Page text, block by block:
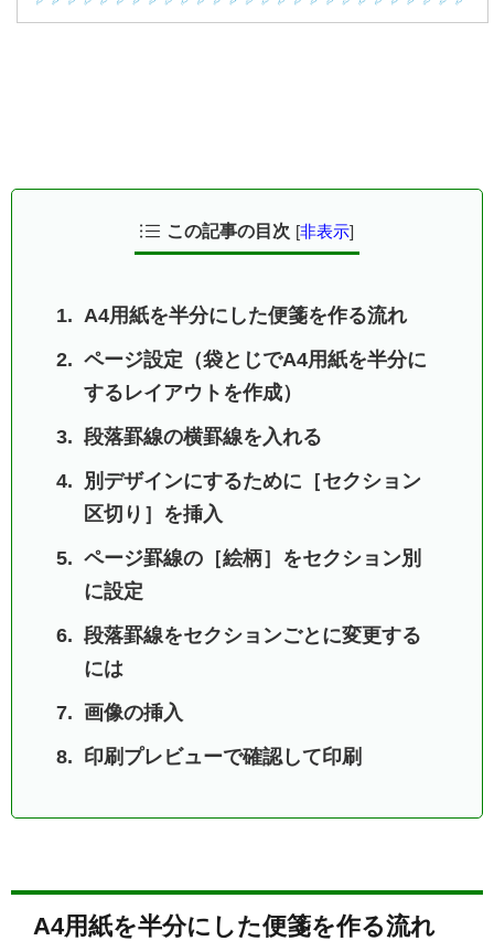
この記事の目次 [非表示]
A4用紙を半分にした便箋を作る流れ
ページ設定（袋とじでA4用紙を半分に
するレイアウトを作成）
段落罫線の横罫線を入れる
別デザインにするために［セクション
区切り］を挿入
ページ罫線の［絵柄］をセクション別
に設定
段落罫線をセクションごとに変更する
には
画像の挿入
印刷プレビューで確認して印刷
A4用紙を半分にした便箋を作る流れ